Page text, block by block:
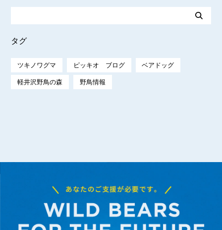
タグ
ツキノワグマ ピッキオ ブログ ベアドッグ
軽井沢野鳥の森 野鳥情報